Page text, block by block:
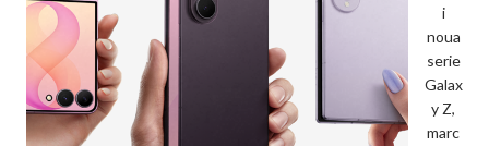
i
noua
serie
Galax
y Z,
marc